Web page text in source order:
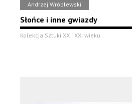
Andrzej Wróblewski
Słońce i inne gwiazdy
Kolekcja Sztuki XX i XXI wieku